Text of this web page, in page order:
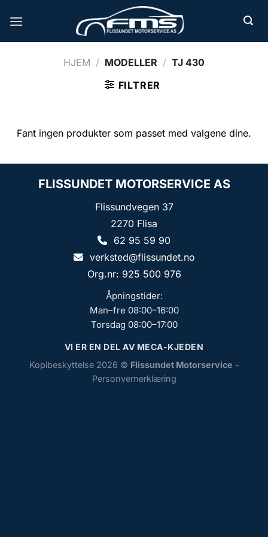
HJEM / MODELLER / TJ 430
FILTRER
Fant ingen produkter som passet med valgene dine.
FLISSUNDET MOTORSERVICE AS
Flissundvegen 37
2270 Flisa
62 95 59 90
verksted@flissundet.no
Org.nr: 925 500 976
Åpningstider:
Man–fre 08:00–16:00
Torsdag 08:00–17:00
VI ER EN DEL AV MECA-KJEDEN
Kopibeskyttelse 2026 © Flissundet Motorservice -
Personvernerklæring